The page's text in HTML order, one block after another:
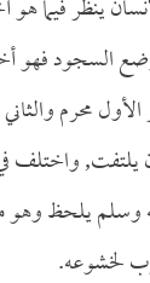
ينظر فيما هو
السجود فهو
محرم
أن يلتفت,
وسلم يلحظ وهو
لخشوعه.